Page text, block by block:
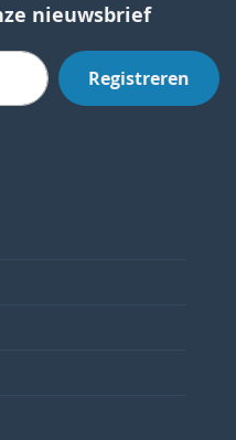
nieuwsbrief
Registreren